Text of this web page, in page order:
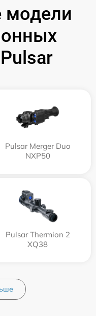
модели
Pulsar Merger Duo
NXP50
Pulsar Thermion 2
XQ38